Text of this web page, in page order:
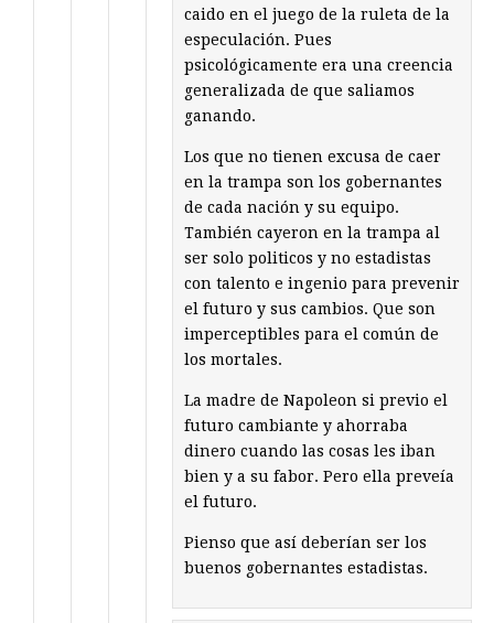
caido en el juego de la ruleta de la
especulación. Pues
psicológicamente era una creencia
generalizada de que saliamos
ganando.
Los que no tienen excusa de caer
en la trampa son los gobernantes
de cada nación y su equipo.
También cayeron en la trampa al
ser solo politicos y no estadistas
con talento e ingenio para prevenir
el futuro y sus cambios. Que son
imperceptibles para el común de
los mortales.
La madre de Napoleon si previo el
futuro cambiante y ahorraba
dinero cuando las cosas les iban
bien y a su fabor. Pero ella preveía
el futuro.
Pienso que así deberían ser los
buenos gobernantes estadistas.